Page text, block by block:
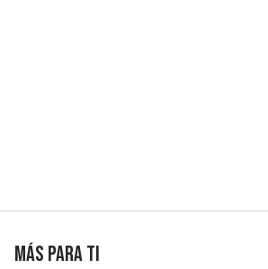
Más para ti